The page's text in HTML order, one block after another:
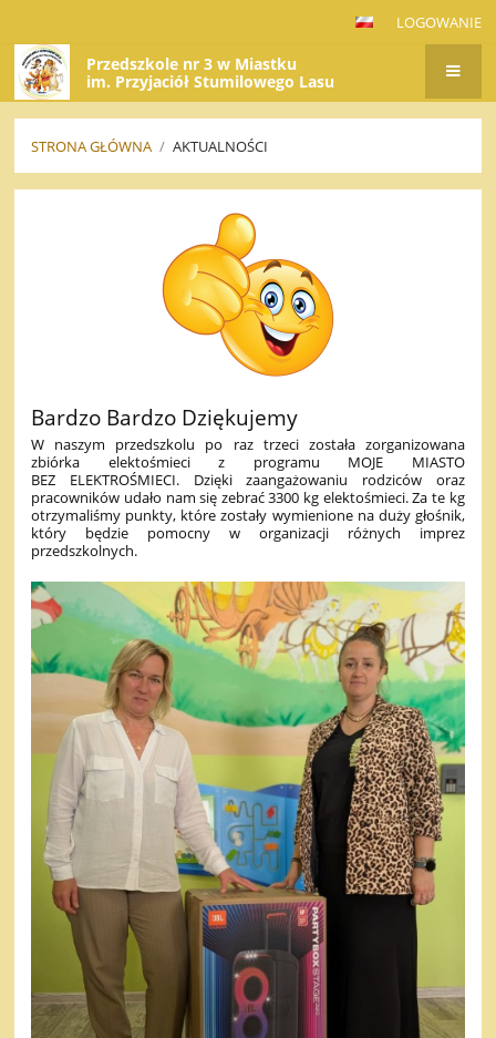
LOGOWANIE
Przedszkole nr 3 w Miastku
im. Przyjaciół Stumilowego Lasu
STRONA GŁÓWNA / AKTUALNOŚCI
Bardzo Bardzo Dziękujemy
W naszym przedszkolu po raz trzeci została zorganizowana
zbiórka elektośmieci z programu MOJE MIASTO
BEZ ELEKTROŚMIECI. Dzięki zaangażowaniu rodziców oraz
pracowników udało nam się zebrać 3300 kg elektośmieci. Za te kg
otrzymaliśmy punkty, które zostały wymienione na duży głośnik,
który będzie pomocny w organizacji różnych imprez
przedszkolnych.